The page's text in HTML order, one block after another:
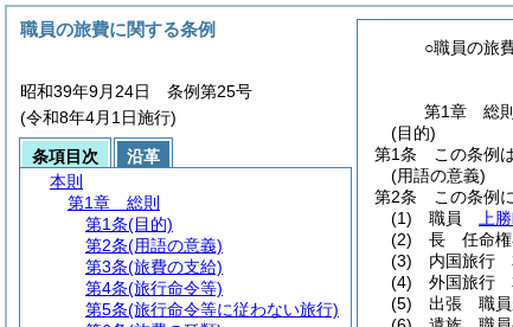
○職員の旅
第1章
総則
(目的)
第1条
この条例
(用語の意義)
第2条
この条例
(1)
職員 上
(2)
長 任命権
(3)
内国旅行
(4)
外国旅行
(5)
出張 職員
職員の旅費に関する条例
昭和39年9月24日 条例第25号
(令和8年4月1日施行)
条項目次
沿革
本則
第1章
総則
第1条(目的)
第2条(用語の意義)
第3条(旅費の支給)
第4条(旅行命令等)
第5条(旅行命令等に従わない旅行)